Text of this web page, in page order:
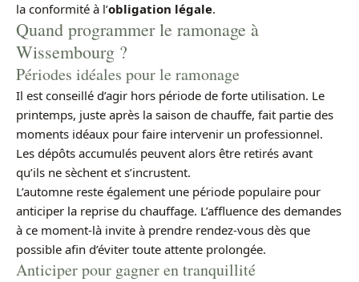
la conformité à l’obligation légale.
Quand programmer le ramonage à
Wissembourg ?
Périodes idéales pour le ramonage
Il est conseillé d’agir hors période de forte utilisation. Le
printemps, juste après la saison de chauffe, fait partie des
moments idéaux pour faire intervenir un professionnel.
Les dépôts accumulés peuvent alors être retirés avant
qu’ils ne sèchent et s’incrustent.
L’automne reste également une période populaire pour
anticiper la reprise du chauffage. L’affluence des demandes
à ce moment-là invite à prendre rendez-vous dès que
possible afin d’éviter toute attente prolongée.
Anticiper pour gagner en tranquillité